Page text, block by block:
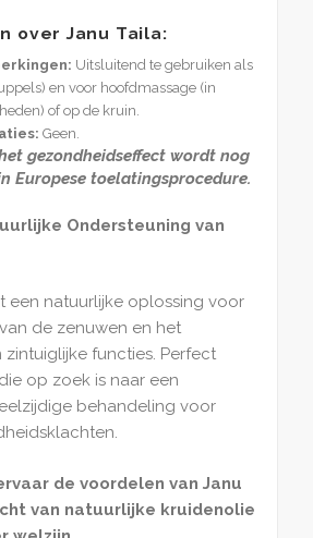
over Janu Taila:
Uitsluitend te gebruiken als
en voor hoofdmassage (in
of op de kruin.
Geen.
gezondheidseffect wordt nog
Europese toelatingsprocedure.
Ondersteuning van
een natuurlijke oplossing voor
de zenuwen en het
functies. Perfect
op zoek is naar een
behandeling voor
de voordelen van Janu
van natuurlijke kruidenolie